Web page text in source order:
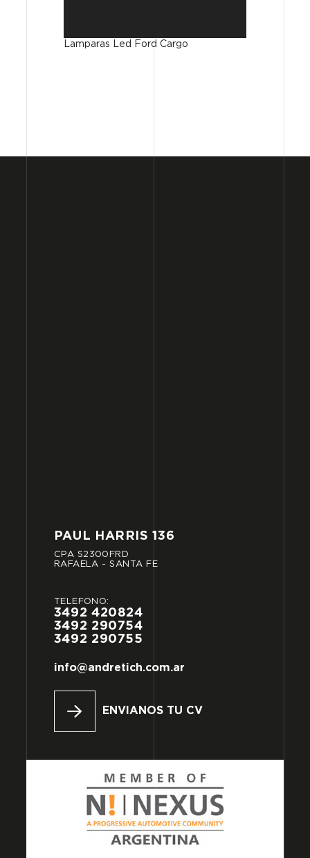
Lamparas Led Ford Cargo
PAUL HARRIS 136
CPA S2300FRD
RAFAELA - SANTA FE
TELÉFONO:
3492 420824
3492 290754
3492 290755
info@andretich.com.ar
ENVIANOS TU CV